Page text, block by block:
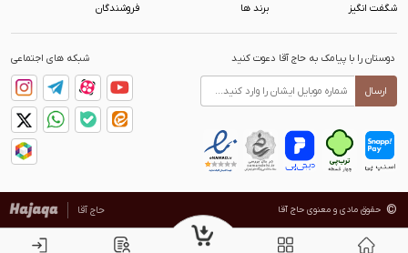
شگفت انگیز برند ها فروشندگان
دوستان را با پیامک به حاج آقا دعوت کنید
ارسال
شبکه های اجتماعی
© حقوق مادی و معنوی حاج آقا حاج آقا